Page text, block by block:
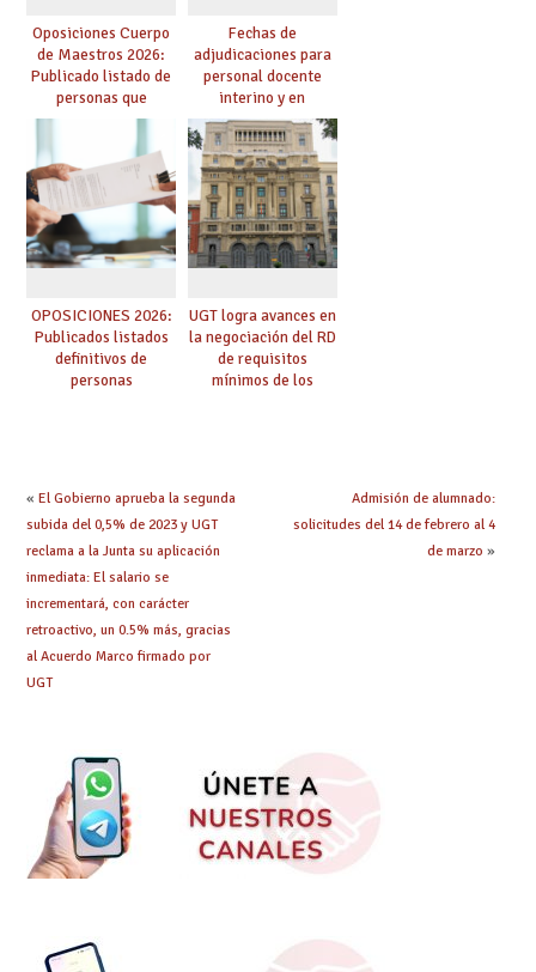
Oposiciones Cuerpo
de Maestros 2026:
Publicado listado de
personas que
adquieren nueva
especialidad
Fechas de
adjudicaciones para
personal docente
interino y en
prácticas: todo lo que
debes saber
OPOSICIONES 2026:
Publicados listados
definitivos de
personas
UGT logra avances en
la negociación del RD
de requisitos
mínimos de los
la mayor agilidad
« El Gobierno aprueba la segunda
subida del 0,5% de 2023 y UGT
reclama a la Junta su aplicación
inmediata: El salario se
incrementará, con carácter
retroactivo, un 0.5% más, gracias
al Acuerdo Marco firmado por
UGT
Admisión de alumnado:
solicitudes del 14 de febrero al 4
de marzo »